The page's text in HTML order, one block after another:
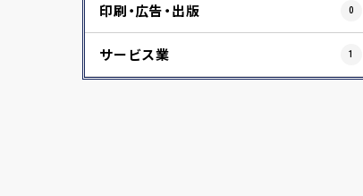
印刷・広告・出版 0
サービス業 1